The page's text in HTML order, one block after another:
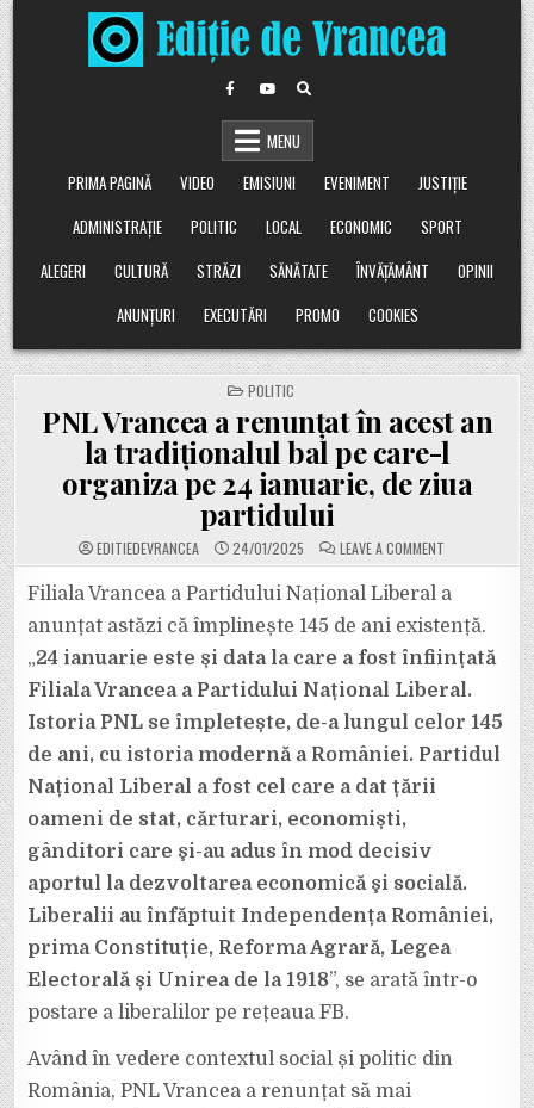
Skip
to
content
MENU
PRIMA PAGINĂ
VIDEO EMISIUNI EVENIMENT
JUSTIȚIE
ADMINISTRAȚIE
POLITIC LOCAL ECONOMIC
SPORT
ALEGERI
CULTURĂ STRĂZI SĂNĂTATE ÎNVĂȚĂMÂNT
OPINII
ANUNȚURI
EXECUTĂRI PROMO COOKIES
POSTED
IN
POLITIC
PNL Vrancea a renunțat în acest an
la tradiționalul bal pe care-l
organiza pe 24 ianuarie, de ziua
partidului
EDITIEDEVRANCEA 24/01/2025 LEAVE A COMMENTON
PNL
A
RENUNȚAT
ÎN
ACEST
LA
TRADIȚIONALUL
BAL
CARE-
L
ORGANIZA
PE
Filiala Vrancea a Partidului Național Liberal a
anunțat astăzi că împlinește 145 de ani existență.
„24 ianuarie este și data la care a fost înființată
Filiala Vrancea a Partidului Național Liberal.
Istoria PNL se împletește, de-a lungul celor 145
de ani, cu istoria modernă a României. Partidul
Național Liberal a fost cel care a dat țării
oameni de stat, cărturari, economiști,
gânditori care şi-au adus în mod decisiv
aportul la dezvoltarea economică şi socială.
Liberalii au înfăptuit Independența României,
prima Constituție, Reforma Agrară, Legea
Electorală și Unirea de la 1918”, se arată într-o
postare a liberalilor pe rețeaua FB.
Având în vedere contextul social și politic din
România, PNL Vrancea a renunțat să mai